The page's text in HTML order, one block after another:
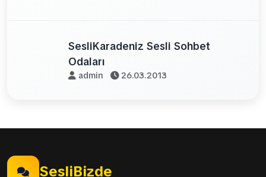
SesliKaradeniz Sesli Sohbet
Odaları
admin 26.03.2013
SesliBizde